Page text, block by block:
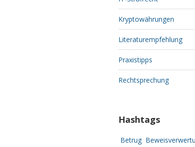
Kryptowährungen
Literaturempfehlung
Praxistipps
Rechtsprechung
Hashtags
Betrug